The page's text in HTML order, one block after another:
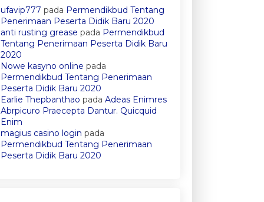
ufavip777 pada Permendikbud Tentang
Penerimaan Peserta Didik Baru 2020
anti rusting grease pada Permendikbud
Tentang Penerimaan Peserta Didik Baru
2020
Nowe kasyno online pada
Permendikbud Tentang Penerimaan
Peserta Didik Baru 2020
Earlie Thepbanthao padaAdeas Enimres
Abrpicuro Praecepta Dantur. Quicquid
Enim
magius casino login pada
Permendikbud Tentang Penerimaan
Peserta Didik Baru 2020